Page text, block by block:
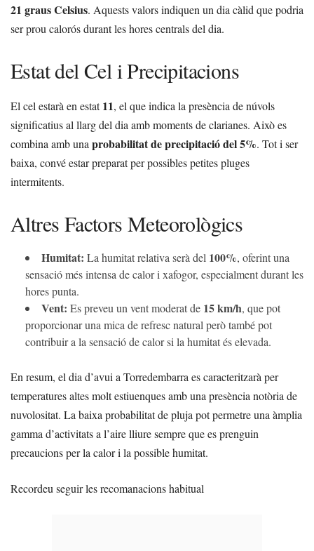
21 graus Celsius. Aquests valors indiquen un dia càlid que podria
ser prou calorós durant les hores centrals del dia.
Estat del Cel i Precipitacions
El cel estarà en estat11, el que indica la presència de núvols
significatius al llarg del dia amb moments de clarianes. Això es
combina amb unaprobabilitat de precipitació del 5%. Tot i ser
baixa, convé estar preparat per possibles petites pluges
intermitents.
Altres Factors Meteorològics
Humitat: La humitat relativa serà del 100%, oferint una
sensació més intensa de calor i xafogor, especialment durant les
hores punta.
Vent: Es preveu un vent moderat de 15 km/h, que pot
proporcionar una mica de refresc natural però també pot
contribuir a la sensació de calor si la humitat és elevada.
En resum, el dia d’avui a Torredembarra es caracteritzarà per
temperatures altes molt estiuenques amb una presència notòria de
nuvolositat. La baixa probabilitat de pluja pot permetre una àmplia
gamma d’activitats a l’aire lliure sempre que es prenguin
precaucions per la calor i la possible humitat.
Recordeu seguir les recomanacions habitual